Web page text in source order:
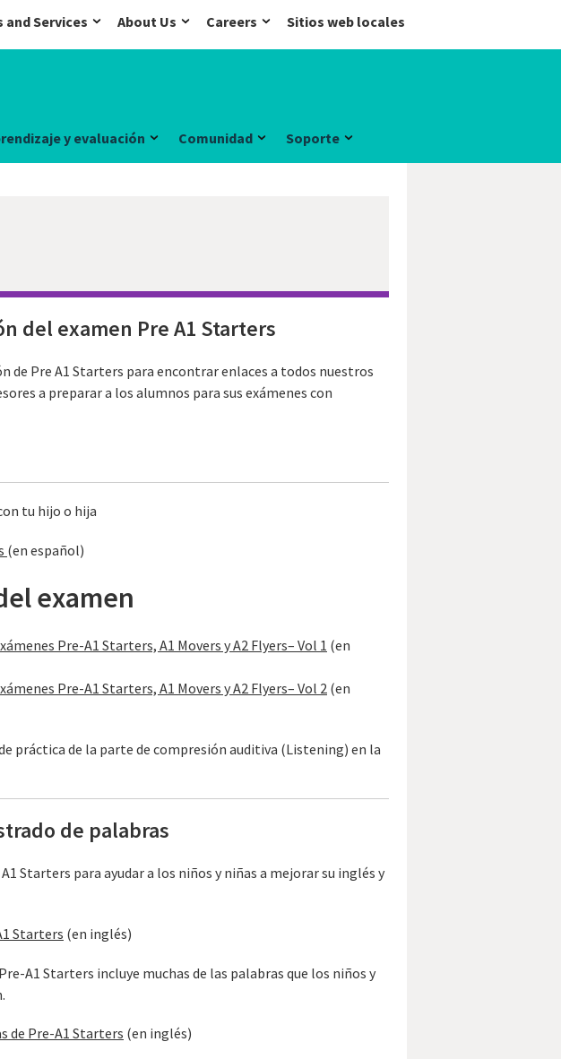
and Services About Us Careers Sitios web locales
y evaluación Comunidad Soporte
del examen Pre A1 Starters
de Pre A1 Starters para encontrar enlaces a todos nuestros
a preparar a los alumnos para sus exámenes con
tu hijo o hija
(en español)
examen
Pre-A1 Starters, A1 Movers y A2 Flyers– Vol 1 (en
Pre-A1 Starters, A1 Movers y A2 Flyers– Vol 2 (en
práctica de la parte de compresión auditiva (Listening) en la
de palabras
Starters para ayudar a los niños y niñas a mejorar su inglés y
Starters (en inglés)
A1 Starters incluye muchas de las palabras que los niños y
de Pre-A1 Starters (en inglés)